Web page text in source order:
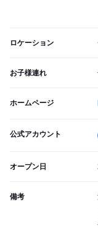
ロケーション
お子様連れ
ホームページ
公式アカウント
オープン日
備考